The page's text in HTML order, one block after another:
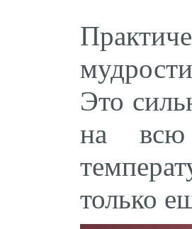
Это
на всю
только